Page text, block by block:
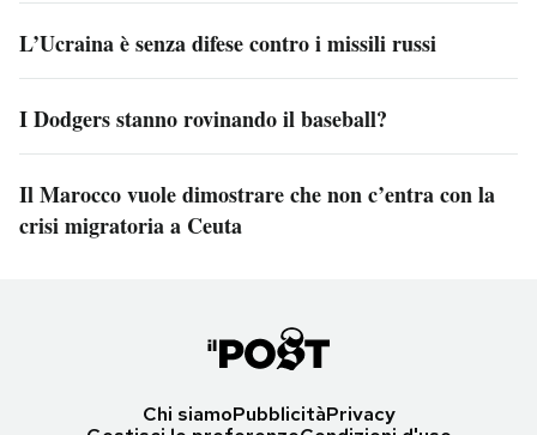
L’Ucraina è senza difese contro i missili russi
I Dodgers stanno rovinando il baseball?
Il Marocco vuole dimostrare che non c’entra con la
crisi migratoria a Ceuta
Chi siamoPubblicitàPrivacy